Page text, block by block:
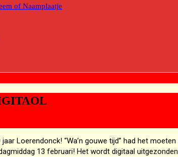
of Naamplaatje
Loerendonck! “Wa’n gouwe tijd” had het
13 februari! Het wordt digitaal